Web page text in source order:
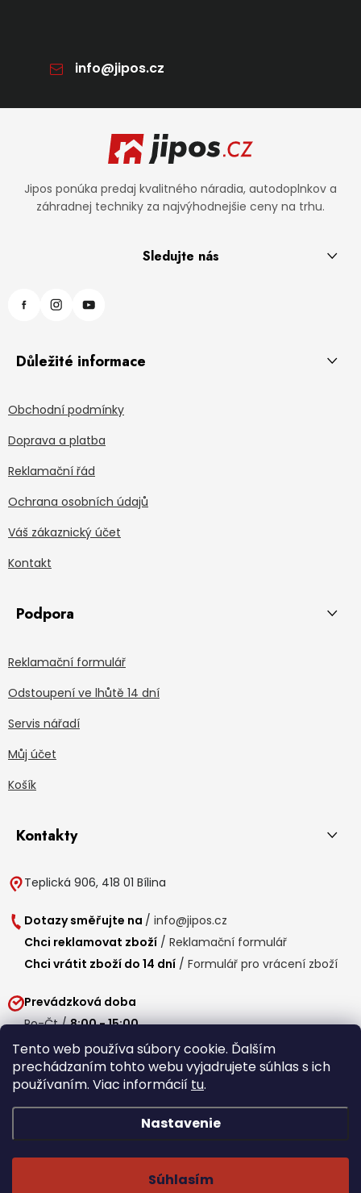
Tento web používa súbory cookie. Ďalším
prechádzaním tohto webu vyjadrujete súhlas s ich
používaním. Viac informácií tu.
Nastavenie
Súhlasím
info@jipos.cz
Jipos ponúka predaj kvalitného náradia, autodoplnkov a
záhradnej techniky za najvýhodnejšie ceny na trhu.
Sledujte nás
Důležité informace
Obchodní podmínky
Doprava a platba
Reklamační řád
Ochrana osobních údajů
Váš zákaznický účet
Kontakt
Podpora
Reklamační formulář
Odstoupení ve lhůtě 14 dní
Servis nářadí
Můj účet
Košík
Kontakty
Teplická 906, 418 01 Bílina
Dotazy směřujte na / info@jipos.cz
Chci reklamovat zboží / Reklamační formulář
Chci vrátit zboží do 14 dní / Formulář pro vrácení zboží
Prevádzková doba
Po-Čt /8:00 - 15:00
Pá / 7:30 - 14:30
Obedňajšia prestávka /11:00 - 11:30
Běží na Shoptet Premium/Webdesign mi-ma.cz
Copyright 2026
cookies